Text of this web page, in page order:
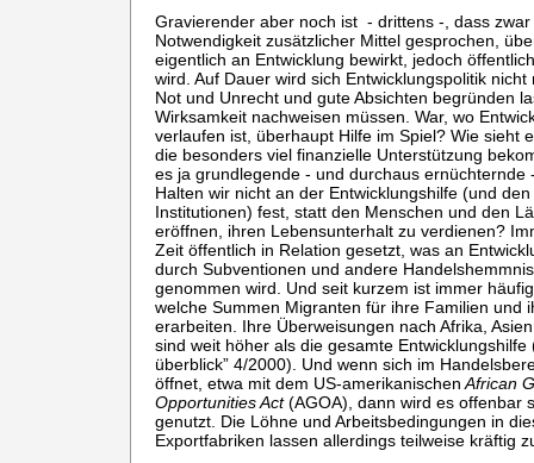
Gravierender aber noch ist - drittens -, dass
Notwendigkeit zusätzlicher Mittel gesprochen,
eigentlich an Entwicklung bewirkt, jedoch
wird. Auf Dauer wird sich Entwicklungspolitik
Not und Unrecht und gute Absichten begründen
Wirksamkeit nachweisen müssen. War, wo
verlaufen ist, überhaupt Hilfe im Spiel? Wie sieht
die besonders viel finanzielle Unterstützung
es ja grundlegende - und durchaus ernüchternde
Halten wir nicht an der Entwicklungshilfe (und
Institutionen) fest, statt den Menschen und den
eröffnen, ihren Lebensunterhalt zu verdienen?
Zeit öffentlich in Relation gesetzt, was an
durch Subventionen und andere
genommen wird. Und seit kurzem ist immer
welche Summen Migranten für ihre Familien und
erarbeiten. Ihre Überweisungen nach Afrika,
sind weit höher als die gesamte Entwicklungshilfe
überblick” 4/2000). Und wenn sich im
öffnet, etwa mit dem US-amerikanischen African
Opportunities Act(AGOA), dann wird es offenbar
genutzt. Die Löhne und Arbeitsbedingungen in
Exportfabriken lassen allerdings teilweise kräftig